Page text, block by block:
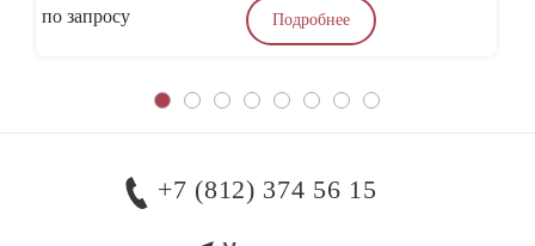
по запросу Подробнее
+7 (812) 374 56 15